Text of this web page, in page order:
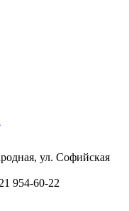
ул. Софийская
954-60-22